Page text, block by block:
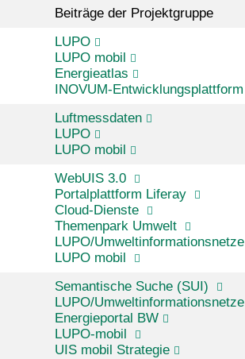
Beiträge der Projektgruppe
LUPO
LUPO mobil
Energieatlas
INOVUM-Entwicklungsplattform
Luftmessdaten
LUPO
LUPO mobil
WebUIS 3.0
Portalplattform Liferay
Cloud-Dienste
Themenpark Umwelt
LUPO/Umweltinformationsnetze
LUPO mobil
Semantische Suche (SUI)
LUPO/Umweltinformationsnetze
Energieportal BW
LUPO-mobil
UIS mobil Strategie